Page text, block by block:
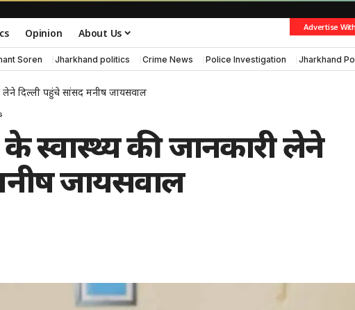
Opinion About Us Advertise
Soren Jharkhand politics Crime News Police Investigation Jharkhand
लेने दिल्ली पहुंचे सांसद मनीष जायसवाल
के स्वास्थ्य की जानकारी लेने
जायसवाल